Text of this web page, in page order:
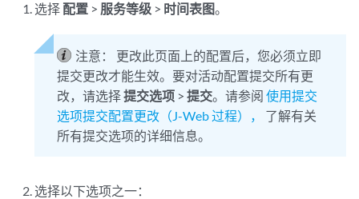
选择 配置 > 服务等级 > 时间表图。
注意：
更改此页面上的配置后，您必须立即
提交更改才能生效。要对活动配置提交所有更
改，请选择提交选项 >提交。请参阅使用提交
选项提交配置更改（J-Web 过程），
了解有关
所有提交选项的详细信息。
选择以下选项之一：